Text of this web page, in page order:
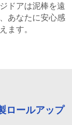
ドアは泥棒を遠
あなたに安心感
ます。
ロールアップ